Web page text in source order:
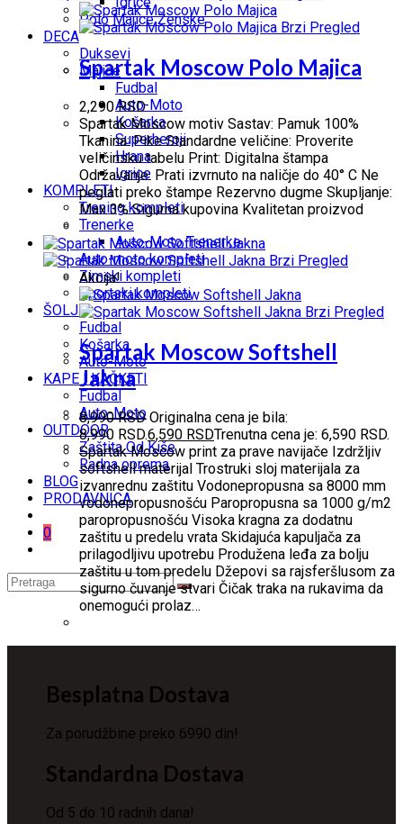
Polo Majice Ženske
DECA
Duksevi
Majice
Fudbal
Auto-Moto
Košarka
Superheroji
Hrana
Igrice
KOMPLETI
Trening kompleti
Trenerke
Auto-Moto Trenerke
Auto-moto kompleti
Zimski kompleti
Sportski kompleti
ŠOLJE
Fudbal
Košarka
Auto-Moto
KAPE I KAČKETI
Fudbal
Auto-Moto
OUTDOOR
Zaštita Od Kiše
Radna oprema
BLOG
PRODAVNICA
0
Brzi Pregled
Spartak Moscow Polo Majica
2,290RSD
Spartak Moscow motiv Sastav: Pamuk 100%
Tkanina: Pike Standardne veličine: Proverite
veličinsku tabelu Print: Digitalna štampa
Održavanje: Prati izvrnuto na naličje do 40° C Ne
peglati preko štampe Rezervno dugme Skupljanje:
Max 3% Sigurna kupovina Kvalitetan proizvod
Brzi Pregled
Akcija!
Brzi Pregled
Spartak Moscow Softshell
Jakna
8,990RSD Originalna cena je bila:
8,990 RSD.6,590 RSDTrenutna cena je: 6,590 RSD.
Spartak Moscow print za prave navijače Izdržljiv
softshell materijal Trostruki sloj materijala za
izvanrednu zaštitu Vodonepropusna sa 8000 mm
vodonepropusnošću Paropropusna sa 1000 g/m2
paropropusnošću Visoka kragna za dodatnu
zaštitu u predelu vrata Skidajuća kapuljača za
prilagodljivu upotrebu Produžena leđa za bolju
zaštitu u tom predelu Džepovi sa rajsferšlusom za
sigurno čuvanje stvari Čičak traka na rukavima da
onemogući prolaz…
Besplatna Dostava
Za porudžbine preko 6990 din!
Standardna Dostava
Od 5 do 10 radnih dana!